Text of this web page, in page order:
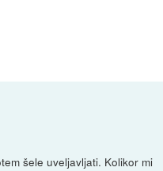
šele uveljavljati. Kolikor mi